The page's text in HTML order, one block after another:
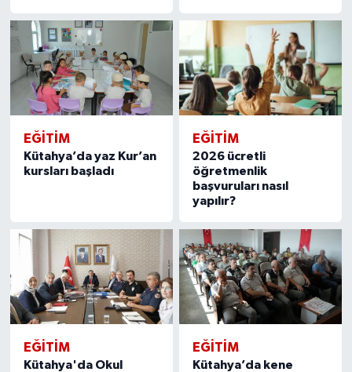
EĞITIM
Kütahya’da yaz Kur’an
kursları başladı
EĞITIM
2026 ücretli
öğretmenlik
başvuruları nasıl
yapılır?
EĞITIM
Kütahya'da Okul
EĞITIM
Kütahya’da kene